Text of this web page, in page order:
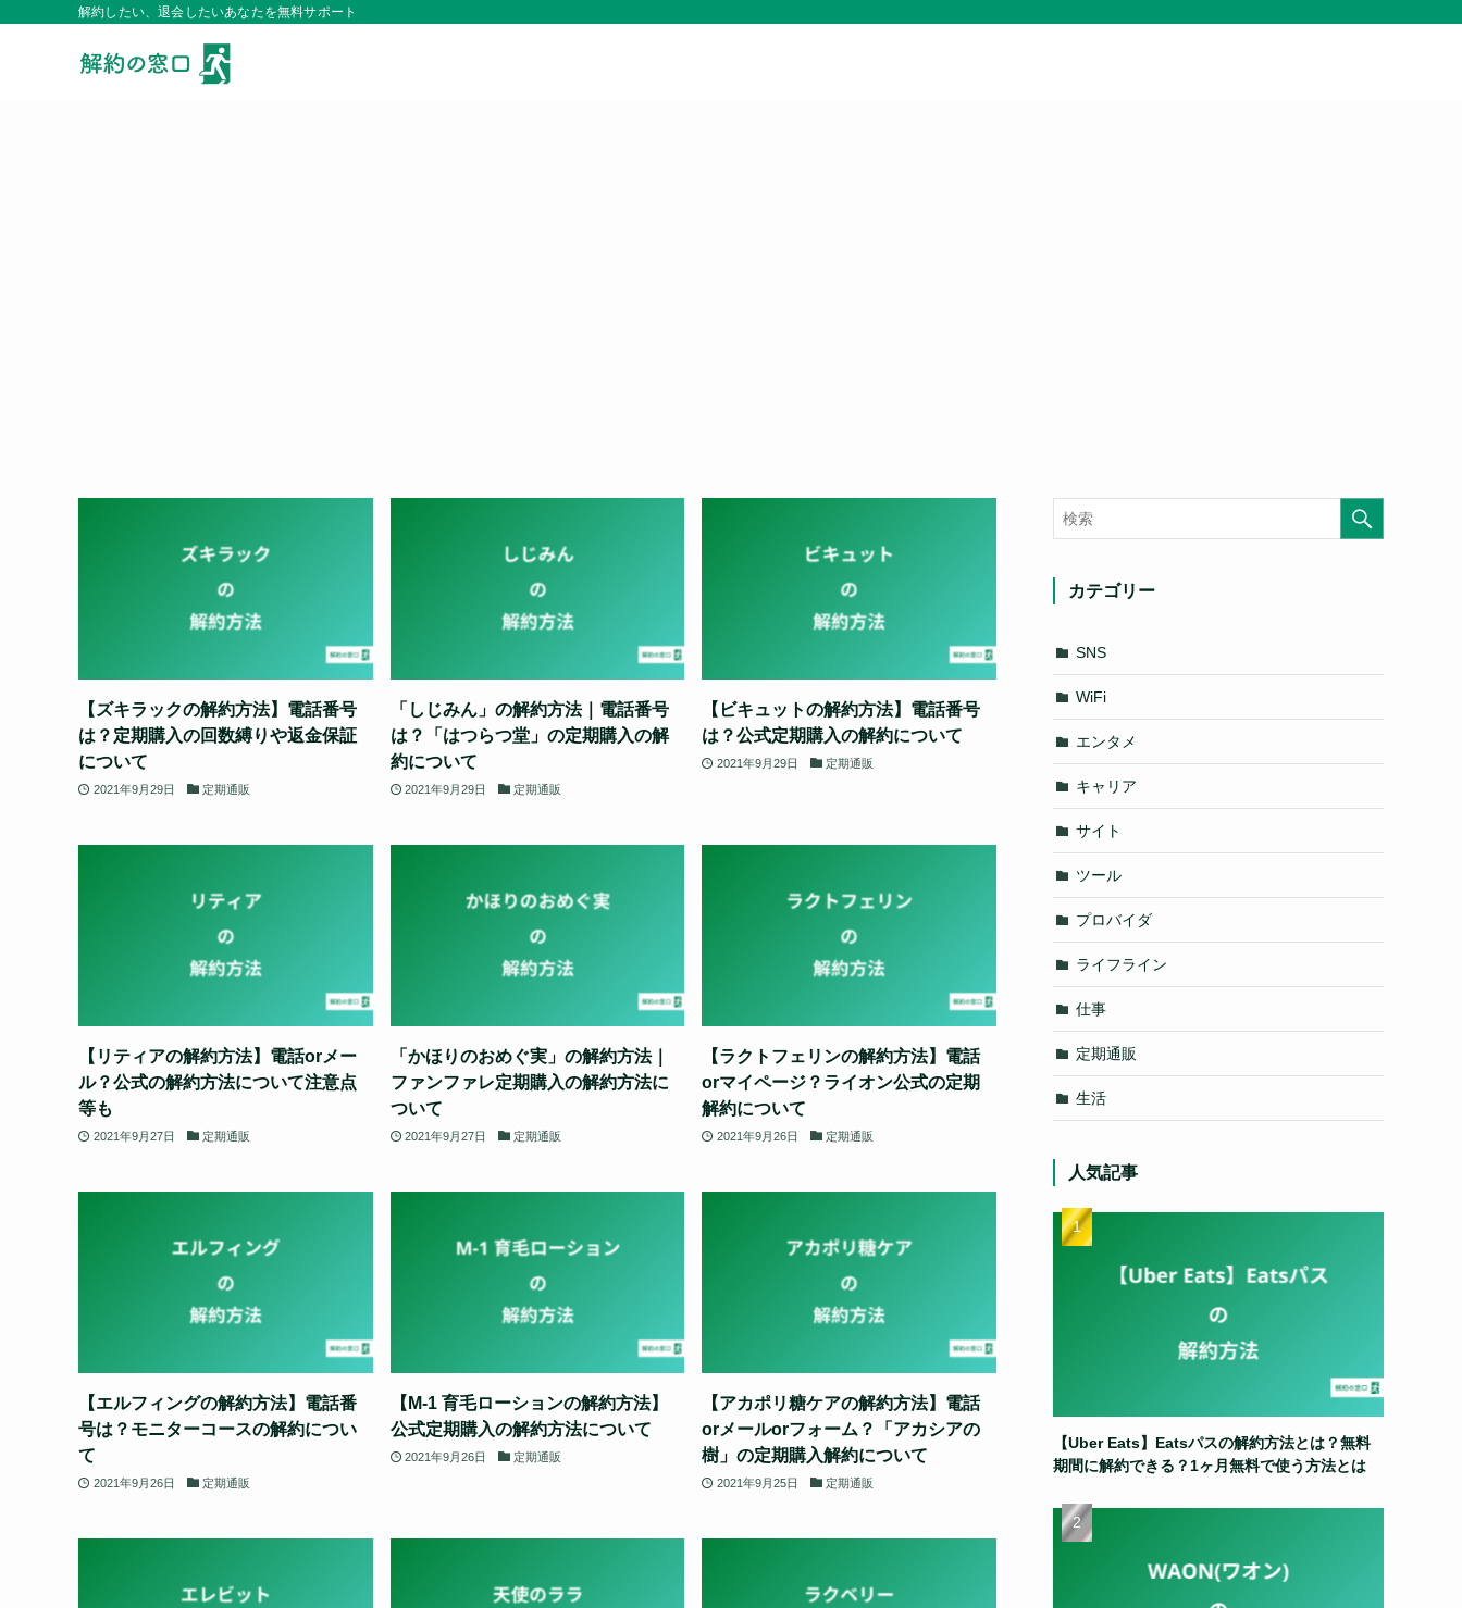
解約したい、退会したいあなたを無料サポート
【ズキラックの解約方法】電話番号
は？定期購入の回数縛りや返金保証
について
2021年9月29日 定期通販
「しじみん」の解約方法｜電話番号
は？「はつらつ堂」の定期購入の解
約について
2021年9月29日 定期通販
【ビキュットの解約方法】電話番号
は？公式定期購入の解約について
2021年9月29日 定期通販
【リティアの解約方法】電話orメー
ル？公式の解約方法について注意点
等も
2021年9月27日 定期通販
「かほりのおめぐ実」の解約方法｜
ファンファレ定期購入の解約方法に
ついて
2021年9月27日 定期通販
【ラクトフェリンの解約方法】電話
orマイページ？ライオン公式の定期
解約について
2021年9月26日 定期通販
【エルフィングの解約方法】電話番
号は？モニターコースの解約につい
て
2021年9月26日 定期通販
【M-1 育毛ローションの解約方法】
公式定期購入の解約方法について
2021年9月26日 定期通販
【アカポリ糖ケアの解約方法】電話
orメールorフォーム？「アカシアの
樹」の定期購入解約について
2021年9月25日 定期通販
カテゴリー
SNS
WiFi
エンタメ
キャリア
サイト
ツール
プロバイダ
ライフライン
仕事
定期通販
生活
人気記事
【Uber Eats】Eatsパスの解約方法とは？無料
期間に解約できる？1ヶ月無料で使う方法とは